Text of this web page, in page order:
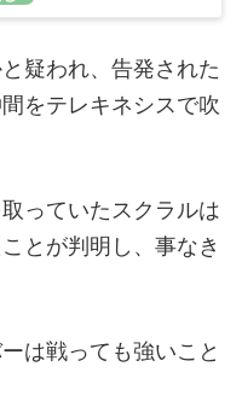
疑われ、告発された
をテレキネシスで吹
っていたスクラルは
とが判明し、事なき
は戦っても強いこと